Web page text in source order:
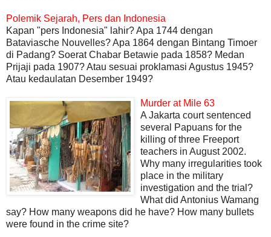
Polemik Sejarah, Pers dan Indonesia
Kapan "pers Indonesia" lahir? Apa 1744 dengan
Bataviasche Nouvelles? Apa 1864 dengan Bintang Timoer
di Padang? Soerat Chabar Betawie pada 1858? Medan
Prijaji pada 1907? Atau sesuai proklamasi Agustus 1945?
Atau kedaulatan Desember 1949?
Murder at Mile 63
A Jakarta court sentenced
several Papuans for the
killing of three Freeport
teachers in August 2002.
Why many irregularities took
place in the military
investigation and the trial?
What did Antonius Wamang
say? How many weapons did he have? How many bullets
were found in the crime site?